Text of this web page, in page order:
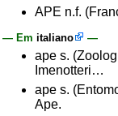
APE n.f.
— Em italiano —
ape s.
Imenotteri…
ape s.
Ape.